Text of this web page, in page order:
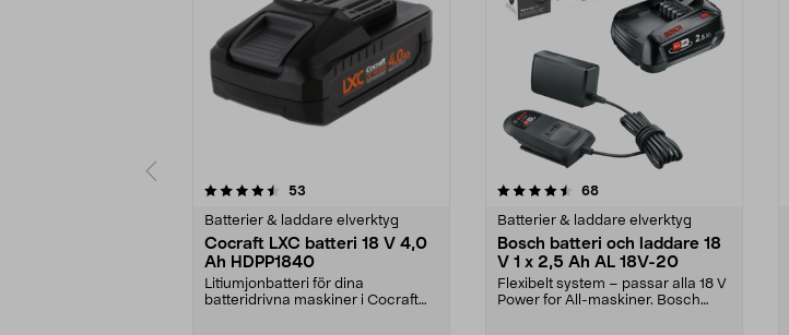
53
Batterier & laddare elverktyg
Cocraft LXC batteri 18 V 4,0
Ah HDPP1840
Litiumjonbatteri för dina
batteridrivna maskiner i Cocraft
4.5 av 5 stjärnor 68recensioner
Batterier & laddare elverktyg
Bosch batteri och laddare 18
V 1 x 2,5 Ah AL 18V-20
Flexibelt system – passar alla 18 V
Power for All-maskiner. Bosch
4.5 av 5 stjärnor